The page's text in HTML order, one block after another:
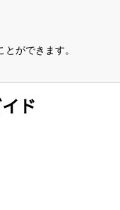
ができます。
ド